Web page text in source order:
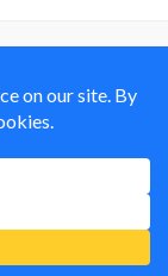
Share
Arduino Corsi